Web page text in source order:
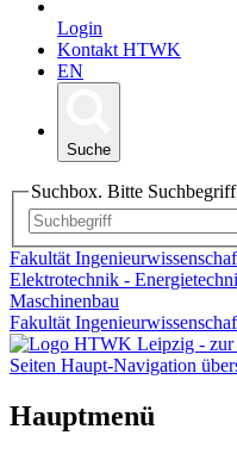
Login
Kontakt HTWK
EN
Suche
Suchbox. Bitte
Fakultät
Elektrotechnik -
Maschinenbau
Fakultät
Seiten Haupt-Navigation
Hauptmenü